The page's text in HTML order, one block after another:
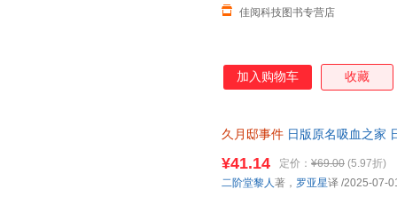
佳阅科技图书专营店
加入购物车 收藏
久月邸事件 日版原名吸血之家
¥41.14 定价： ¥69.00 (5.97折)
二阶堂黎人著， 罗亚星译 /2025-07-